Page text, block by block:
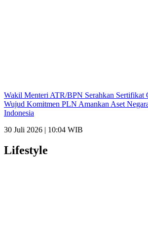
Wakil Menteri ATR/BPN Serahkan Sertifikat
Wujud Komitmen PLN Amankan Aset
Indonesia
30 Juli 2026 | 10:04 WIB
Lifestyle